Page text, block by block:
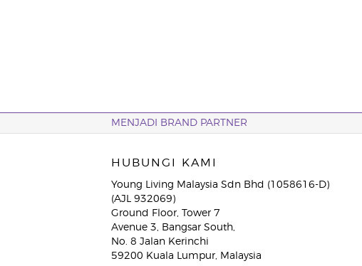
MENJADI BRAND PARTNER
HUBUNGI KAMI
Young Living Malaysia Sdn Bhd (1058616-D)
(AJL 932069)
Ground Floor, Tower 7
Avenue 3, Bangsar South,
No. 8 Jalan Kerinchi
59200 Kuala Lumpur, Malaysia